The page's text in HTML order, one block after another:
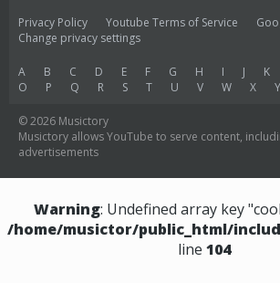
Privacy Policy Youtube Terms of Service
Change privacy settings
A B C D E F G H I J K
O
P Q R S T U V W X Y
© 2026 Musictory
Musictory allows YouTube to serve content,
advertisements
Warning: Undefined array key
/home/musictor/public_html/
line 104